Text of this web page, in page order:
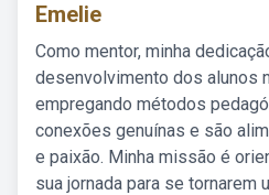
Emelie
Como mentor, minha
desenvolvimento dos alunos
empregando métodos
conexões genuínas e são
e paixão. Minha missão é
sua jornada para se tornarem